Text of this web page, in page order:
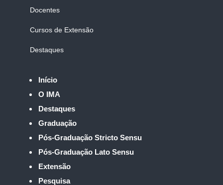
Docentes
Cursos de Extensão
Destaques
Início
O IMA
Destaques
Graduação
Pós-Graduação Stricto Sensu
Pós-Graduação Lato Sensu
Extensão
Pesquisa